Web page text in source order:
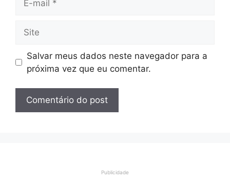
mail
Salvar meus dados neste navegador para a
próxima vez que eu comentar.
Publicidade